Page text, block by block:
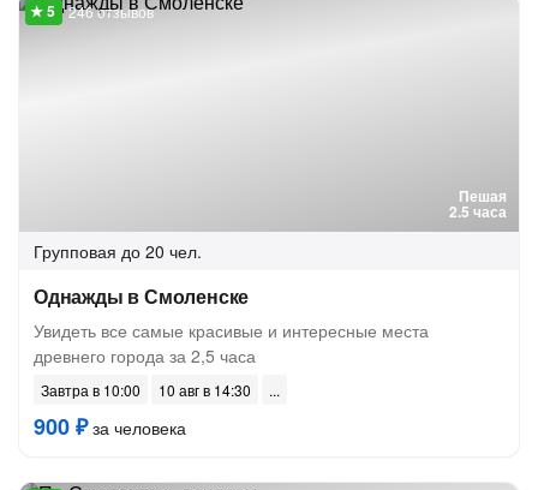
Пешая
2.5 часа
246 отзывов
Групповая до 20 чел.
Однажды в Смоленске
Увидеть все самые красивые и интересные места
древнего города за 2,5 часа
Завтра в 10:00 10 авг в 14:30
900 ₽за человека